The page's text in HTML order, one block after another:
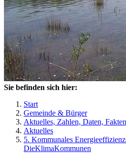
Sie befinden sich hier:
Start
Gemeinde & Bürger
Aktuelles, Zahlen, Daten, Fakten
Aktuelles
5. Kommunales
DieKlimaKommunen